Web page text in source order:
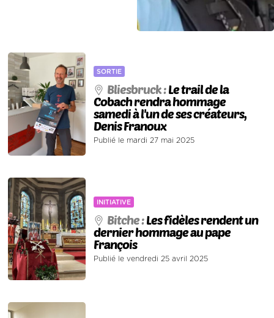
SORTIE
Bliesbruck :Le trail de la
Cobach rendra hommage
samedi à l'un de ses créateurs,
Denis Franoux
Publié le mardi 27 mai 2025
INITIATIVE
Bitche :Les fidèles rendent un
dernier hommage au pape
François
Publié le vendredi 25 avril 2025